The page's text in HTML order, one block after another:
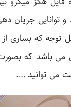
که بساری از
می توانید ….